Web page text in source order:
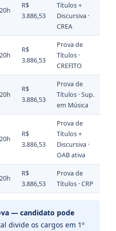
20h
R$
3.886,53
Títulos +
Discursiva ·
CREA
20h
R$
3.886,53
Prova de
Títulos ·
CREFITO
20h
R$
3.886,53
Prova de
Títulos · Sup.
em Música
20h
R$
3.886,53
Prova de
Títulos +
Discursiva ·
OAB ativa
20h
R$
3.886,53
Prova de
Títulos · CRP
— candidato pode
divide os cargos em 1º